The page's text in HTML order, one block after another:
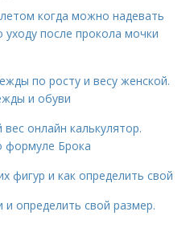
когда можно надевать
уходу после прокола мочки
по росту и весу женской.
и обуви
онлайн калькулятор.
формуле Брока
фигур и как определить свой
и определить свой размер.